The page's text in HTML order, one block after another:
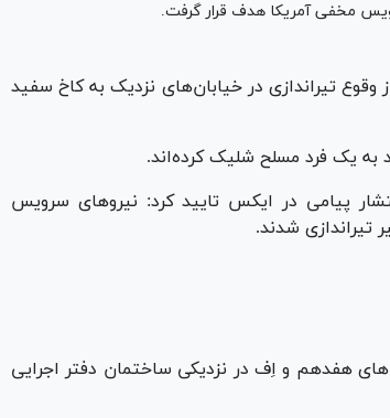
مخفی آمریکا هدف قرار گرفت.
روز یکشنبه ۱۹ اسفند، از وقوع تیراندازی در خیابان‌های نزدیک به کاخ سفید
به یک فرد مسلح شلیک کرده‌اند.
پیامی در ایکس تایید کرد: نیرو‌های سرویس
تیراندازی شدند.
هفدهم و اِف در نزدیکی ساختمان دفتر اجرایی